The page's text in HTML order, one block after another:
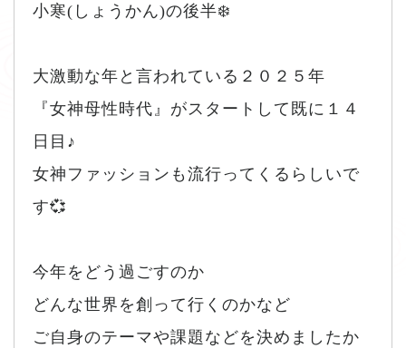
小寒(しょうかん)の後半❄️
大激動な年と言われている２０２５年
『女神母性時代』がスタートして既に１４
日目♪
女神ファッションも流行ってくるらしいで
す💞
今年をどう過ごすのか
どんな世界を創って行くのかなど
ご自身のテーマや課題などを決めましたか